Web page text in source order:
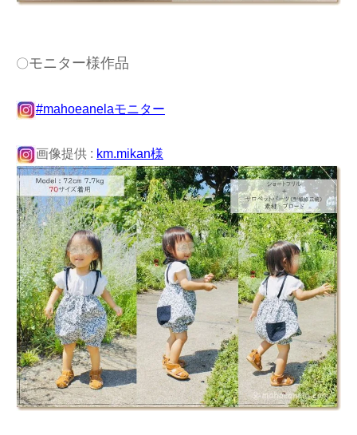
〇モニター様作品
#mahoeanelaモニター
画像提供 : km.mikan様